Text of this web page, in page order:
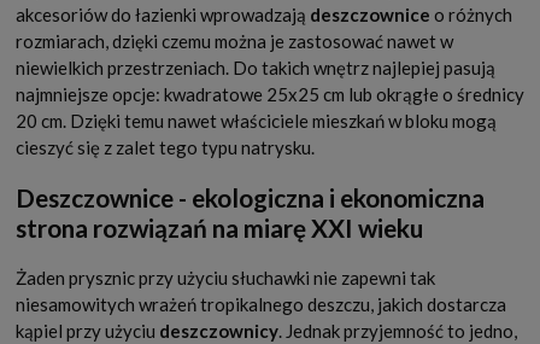
akcesoriów do łazienki wprowadzają deszczownice o różnych
rozmiarach, dzięki czemu można je zastosować nawet w
niewielkich przestrzeniach. Do takich wnętrz najlepiej pasują
najmniejsze opcje: kwadratowe 25x25 cm lub okrągłe o średnicy
20 cm. Dzięki temu nawet właściciele mieszkań w bloku mogą
cieszyć się z zalet tego typu natrysku.
Deszczownice - ekologiczna i ekonomiczna
strona rozwiązań na miarę XXI wieku
Żaden prysznic przy użyciu słuchawki nie zapewni tak
niesamowitych wrażeń tropikalnego deszczu, jakich dostarcza
kąpiel przy użyciu deszczownicy. Jednak przyjemność to jedno,